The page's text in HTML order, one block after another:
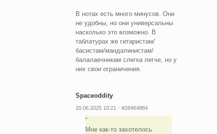
В нотах есть много минусов. Они
не удобны, но они универсальны
насколько это возможно. В
таблатурах же гитаристам/
басистам/мандалинистам/
балалаечникам слегка легче, но у
них свои ограничения.
Spaceoddity
20.06.2025 10:21 #28464884
Мне как-то захотелось